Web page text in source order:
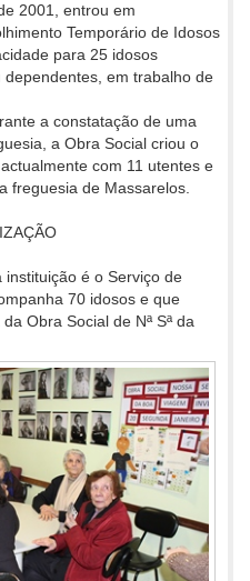
2001, entrou em
Temporário de Idosos
para 25 idosos
em trabalho de
a constatação de uma
a Obra Social criou o
com 11 utentes e
freguesia de Massarelos.
é o Serviço de
70 idosos e que
Obra Social de Nª Sª da